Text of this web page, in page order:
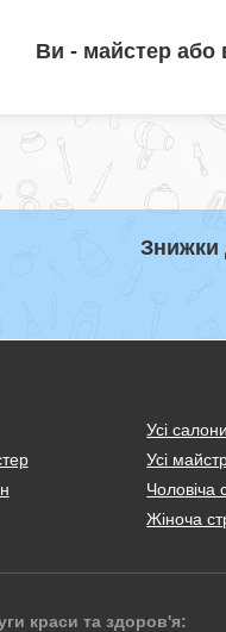
Ви - майстер або
Знижки
Усі
Усі
Чоловіча
Жіноча
краси та здоров'я: